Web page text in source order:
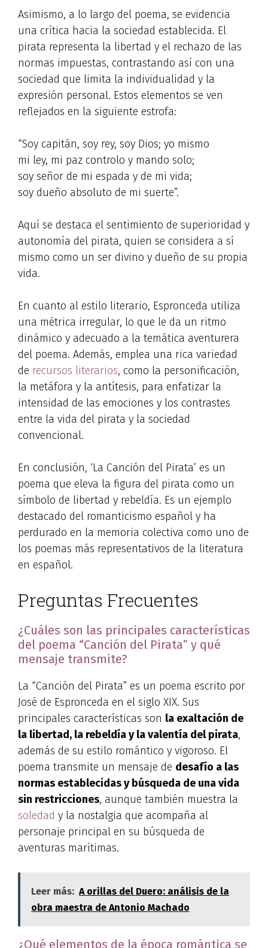
Asimismo, a lo largo del poema, se evidencia
una crítica hacia la sociedad establecida. El
pirata representa la libertad y el rechazo de las
normas impuestas, contrastando así con una
sociedad que limita la individualidad y la
expresión personal. Estos elementos se ven
reflejados en la siguiente estrofa:
“Soy capitán, soy rey, soy Dios; yo mismo
mi ley, mi paz controlo y mando solo;
soy señor de mi espada y de mi vida;
soy dueño absoluto de mi suerte”.
Aquí se destaca el sentimiento de superioridad y
autonomía del pirata, quien se considera a sí
mismo como un ser divino y dueño de su propia
vida.
En cuanto al estilo literario, Espronceda utiliza
una métrica irregular, lo que le da un ritmo
dinámico y adecuado a la temática aventurera
del poema. Además, emplea una rica variedad
de recursos literarios, como la personificación,
la metáfora y la antítesis, para enfatizar la
intensidad de las emociones y los contrastes
entre la vida del pirata y la sociedad
convencional.
En conclusión, ‘La Canción del Pirata’ es un
poema que eleva la figura del pirata como un
símbolo de libertad y rebeldía. Es un ejemplo
destacado del romanticismo español y ha
perdurado en la memoria colectiva como uno de
los poemas más representativos de la literatura
en español.
Preguntas Frecuentes
¿Cuáles son las principales características
del poema “Canción del Pirata” y qué
mensaje transmite?
La “Canción del Pirata” es un poema escrito por
José de Espronceda en el siglo XIX. Sus
principales características son la exaltación de
la libertad, la rebeldía y la valentía del pirata,
además de su estilo romántico y vigoroso. El
poema transmite un mensaje de desafío a las
normas establecidas y búsqueda de una vida
sin restricciones, aunque también muestra la
soledad y la nostalgia que acompaña al
personaje principal en su búsqueda de
aventuras marítimas.
Leer más: A orillas del Duero: análisis de la
obra maestra de Antonio Machado
¿Qué elementos de la época romántica se